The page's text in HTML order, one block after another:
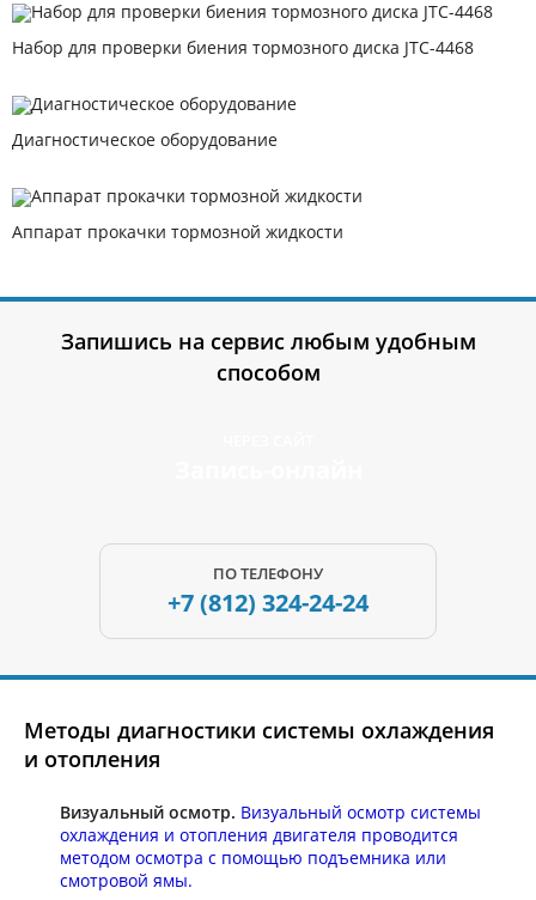
Набор для проверки биения тормозного диска JTC-4468
Диагностическое оборудование
Аппарат прокачки тормозной жидкости
Запишись на сервис любым удобным
способом
ПО ТЕЛЕФОНУ
+7 (812) 324-24-24
Методы диагностики системы охлаждения
и отопления
Визуальный осмотр. Визуальный осмотр системы
охлаждения и отопления двигателя проводится
методом осмотра с помощью подъемника или
смотровой ямы.